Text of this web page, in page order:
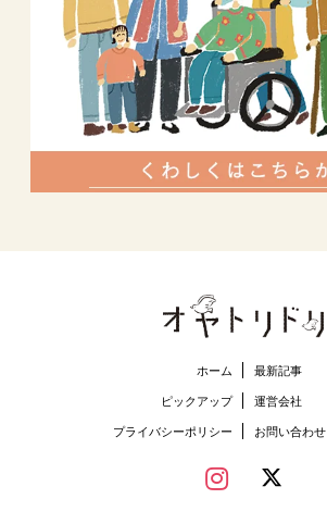
ホーム 最新記事
ピックアップ 運営会社
プライバシーポリシー お問い合わせ